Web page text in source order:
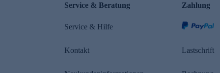
Service & Beratung
Service & Hilfe
Kontakt
Zahlung
Lastschrift